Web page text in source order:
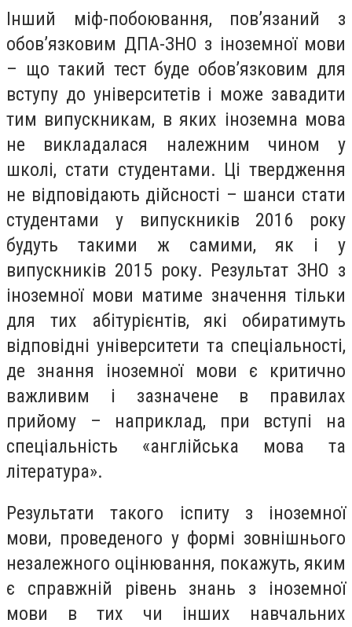
Інший міф-побоювання, пов’язаний з
обов’язковим ДПА-ЗНО з іноземної мови
– що такий тест буде обов’язковим для
вступу до університетів і може завадити
тим випускникам, в яких іноземна мова
не викладалася належним чином у
школі, стати студентами. Ці твердження
не відповідають дійсності – шанси стати
студентами у випускників 2016 року
будуть такими ж самими, як і у
випускників 2015 року. Результат ЗНО з
іноземної мови матиме значення тільки
для тих абітурієнтів, які обиратимуть
відповідні університети та спеціальності,
де знання іноземної мови є критично
важливим і зазначене в правилах
прийому – наприклад, при вступі на
спеціальність «англійська мова та
література».
Результати такого іспиту з іноземної
мови, проведеного у формі зовнішнього
незалежного оцінювання, покажуть, яким
є справжній рівень знань з іноземної
мови в тих чи інших навчальних